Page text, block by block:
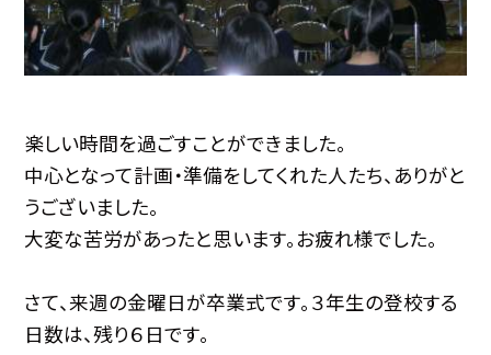
楽しい時間を過ごすことができました。
中心となって計画・準備をしてくれた人たち、ありがと
うございました。
大変な苦労があったと思います。お疲れ様でした。
さて、来週の金曜日が卒業式です。３年生の登校する
日数は、残り６日です。